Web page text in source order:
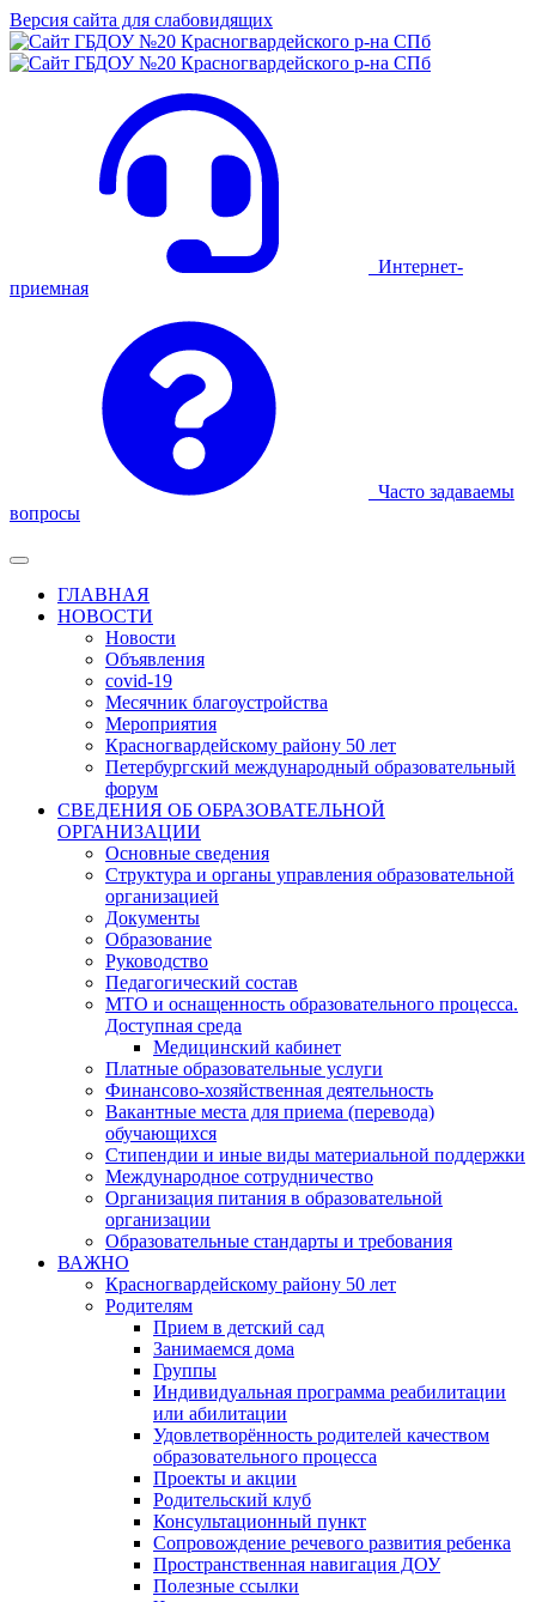
Версия сайта для слабовидящих
Интернет-
приемная
Часто задаваемы
вопросы
ГЛАВНАЯ
НОВОСТИ
Новости
Объявления
covid-19
Месячник благоустройства
Мероприятия
Красногвардейскому району 50 лет
Петербургский международный образовательный
форум
СВЕДЕНИЯ ОБ ОБРАЗОВАТЕЛЬНОЙ
ОРГАНИЗАЦИИ
Основные сведения
Структура и органы управления образовательной
организацией
Документы
Образование
Руководство
Педагогический состав
МТО и оснащенность образовательного процесса.
Доступная среда
Медицинский кабинет
Платные образовательные услуги
Финансово-хозяйственная деятельность
Вакантные места для приема (перевода)
обучающихся
Стипендии и иные виды материальной поддержки
Международное сотрудничество
Организация питания в образовательной
организации
Образовательные стандарты и требования
ВАЖНО
Красногвардейскому району 50 лет
Родителям
Прием в детский сад
Занимаемся дома
Группы
Индивидуальная программа реабилитации
или абилитации
Удовлетворённость родителей качеством
образовательного процесса
Проекты и акции
Родительский клуб
Консультационный пункт
Сопровождение речевого развития ребенка
Пространственная навигация ДОУ
Полезные ссылки